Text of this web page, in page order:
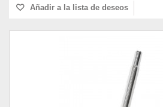
Añadir a la lista de deseos